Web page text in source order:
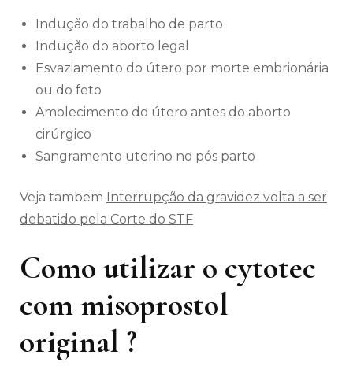
Indução do trabalho de parto
Indução do aborto legal
Esvaziamento do útero por morte embrionária
ou do feto
Amolecimento do útero antes do aborto
cirúrgico
Sangramento uterino no pós parto
Veja tambem Interrupção da gravidez volta a ser
debatido pela Corte do STF
Como utilizar o cytotec
com misoprostol
original ?